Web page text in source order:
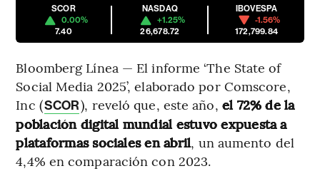
SCOR
0.00%
7.40
NASDAQ
+1.25%
26,678.72
IBOVESPA
-1.56%
172,799.84
Bloomberg Línea — El informe ‘The State of
Social Media 2025’, elaborado por Comscore,
Inc (SCOR), reveló que, este año, el 72% de la
población digital mundial estuvo expuesta a
plataformas sociales en abril, un aumento del
4,4% en comparación con 2023.